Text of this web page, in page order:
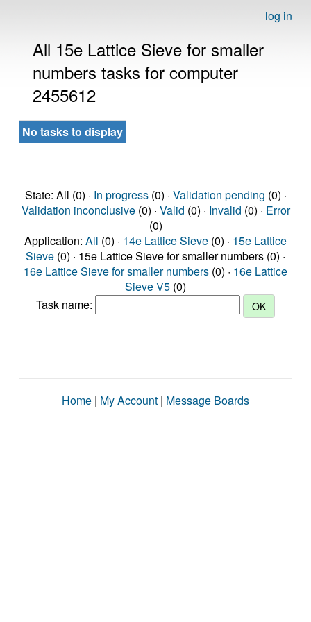
log in
All 15e Lattice Sieve for smaller
numbers tasks for computer
2455612
No tasks to display
State: All (0) · In progress(0) · Validation pending (0) ·
Validation inconclusive(0) · Valid (0) · Invalid (0) · Error
(0)
Application: All (0) · 14e Lattice Sieve (0) · 15e Lattice
Sieve (0) · 15e Lattice Sieve for smaller numbers (0) ·
16e Lattice Sieve for smaller numbers (0) · 16e Lattice
Sieve V5 (0)
Task name:
Home | My Account | Message Boards